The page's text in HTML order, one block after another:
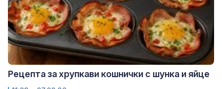
Рецепта за хрупкави кошнички с шунка и яйце